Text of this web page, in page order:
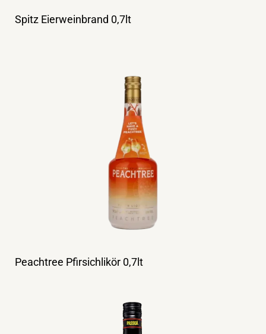
Spitz Eierweinbrand 0,7lt
Peachtree Pfirsichlikör 0,7lt